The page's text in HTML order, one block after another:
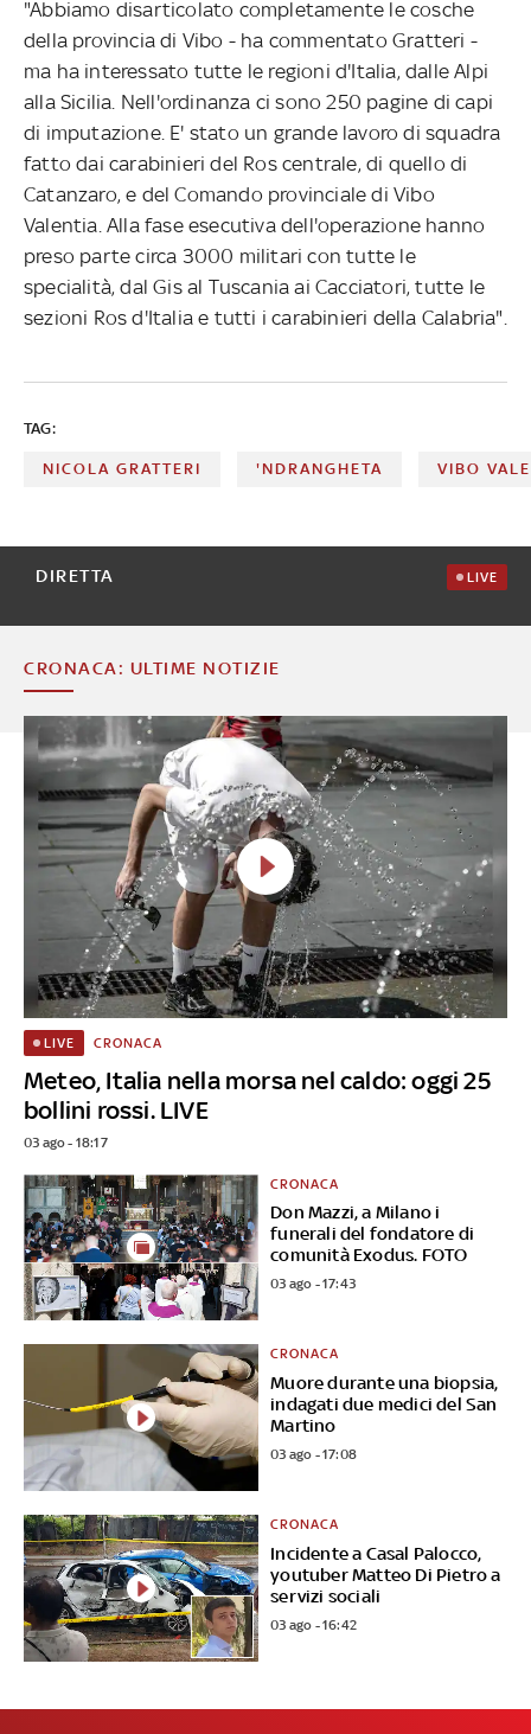
"Abbiamo disarticolato completamente le cosche
della provincia di Vibo - ha commentato Gratteri -
ma ha interessato tutte le regioni d'Italia, dalle Alpi
alla Sicilia. Nell'ordinanza ci sono 250 pagine di capi
di imputazione. E' stato un grande lavoro di squadra
fatto dai carabinieri del Ros centrale, di quello di
Catanzaro, e del Comando provinciale di Vibo
Valentia. Alla fase esecutiva dell'operazione hanno
preso parte circa 3000 militari con tutte le
specialità, dal Gis al Tuscania ai Cacciatori, tutte le
sezioni Ros d'Italia e tutti i carabinieri della Calabria".
TAG:
NICOLA GRATTERI 'NDRANGHETA VIBO
DIRETTA LIVE
CRONACA: ULTIME NOTIZIE
Meteo, Italia nella morsa nel caldo: oggi 25
bollini rossi. LIVE
LIVE CRONACA
03 ago - 18:17
Don Mazzi, a Milano i
funerali del fondatore di
comunità Exodus. FOTO
CRONACA
03 ago - 17:43
Muore durante una biopsia,
indagati due medici del San
Martino
CRONACA
03 ago - 17:08
Incidente a Casal Palocco,
youtuber Matteo Di Pietro a
servizi sociali
CRONACA
03 ago - 16:42